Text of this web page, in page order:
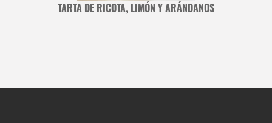
TARTA DE RICOTA, LIMÓN Y ARÁNDANOS